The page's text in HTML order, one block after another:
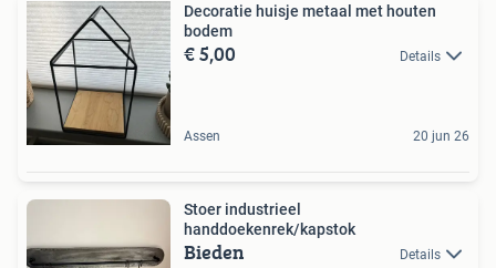
Decoratie huisje metaal met houten
bodem
€ 5,00 Details
Assen 20 jun 26
Stoer industrieel
handdoekenrek/kapstok
Bieden Details